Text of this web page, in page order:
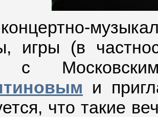
игры (в
с
и
что такие